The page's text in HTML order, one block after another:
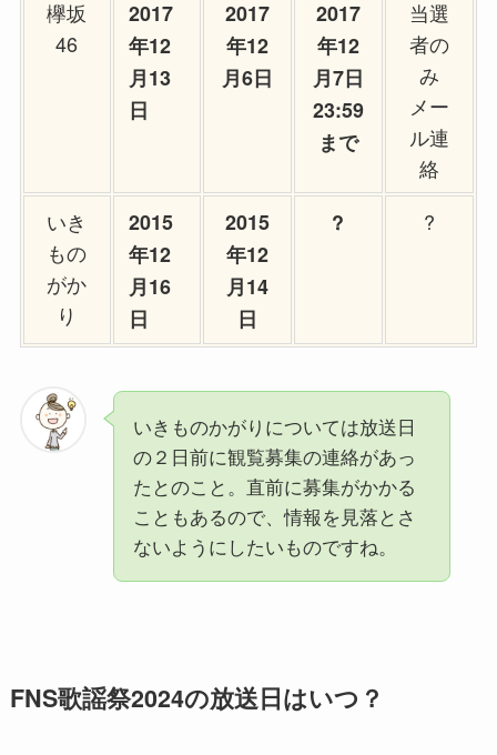
欅坂
46
2017
年12
月13
日
2017
年12
月6日
2017
年12
月7日
23:59
まで
当選
者の
み
メー
ル連
絡
いき
もの
がか
り
2015
年12
月16
日
2015
年12
月14
日
? ?
いきものかがりについては放送日
の２日前に観覧募集の連絡があっ
たとのこと。直前に募集がかかる
こともあるので、情報を見落とさ
ないようにしたいものですね。
FNS歌謡祭2024の放送日はいつ？